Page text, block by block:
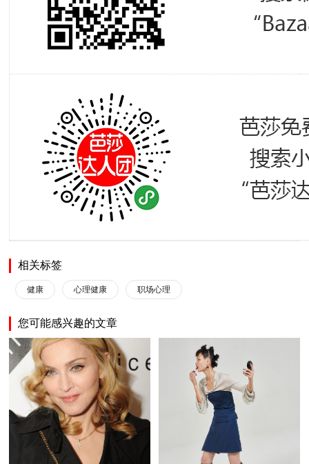
相关标签
健康 心理健康 职场心理
您可能感兴趣的文章